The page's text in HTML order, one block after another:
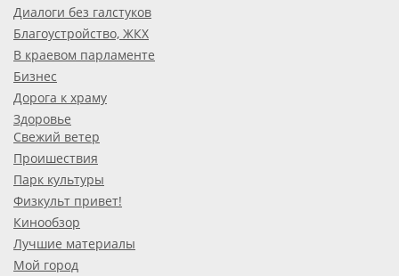
Диалоги без галстуков
Благоустройство, ЖКХ
В краевом парламенте
Бизнес
Дорога к храму
Здоровье
Свежий ветер
Проишествия
Парк культуры
Физкульт привет!
Кинообзор
Лучшие материалы
Мой город